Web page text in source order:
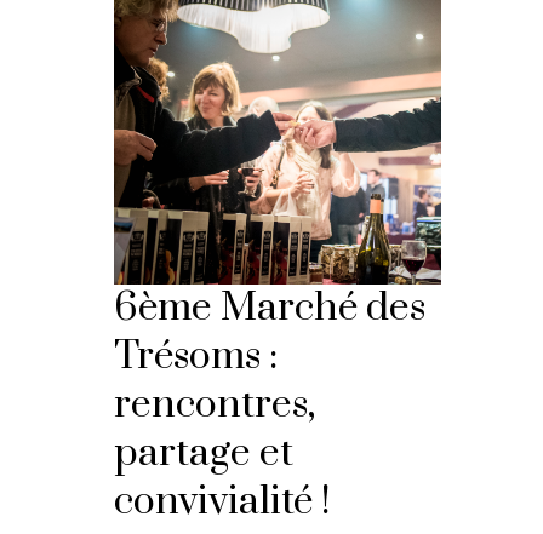
6ème Marché des
Trésoms :
rencontres,
partage et
convivialité !